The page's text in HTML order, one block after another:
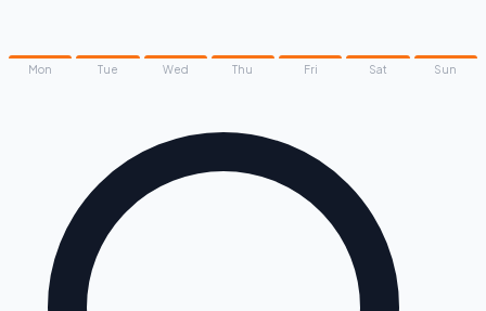
Mon Tue Wed Thu Fri Sat Sun